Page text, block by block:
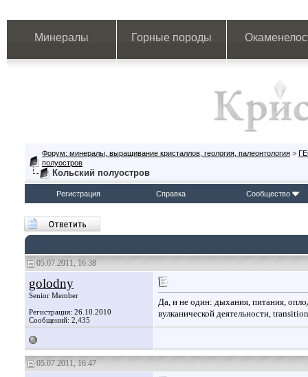
Минералы Горные породы
Форум: минералы, выращивание кристаллов, геология, палеонтология >
полуостров
Кольский полуостров
Регистрация Справка Сообщество
05.07.2011, 16:38
golodny
Senior Member
Регистрация: 26.10.2010
Сообщений: 2,435
Да, и не один: дыхания, питания,
вулканической деятельности,
05.07.2011, 16:47